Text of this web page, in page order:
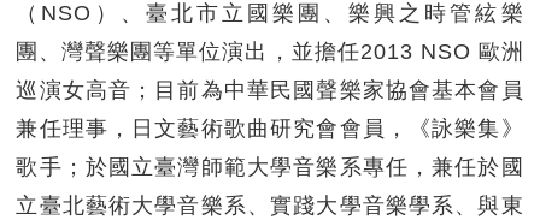
（NSO）、臺北市立國樂團、樂興之時管絃樂
團、灣聲樂團等單位演出，並擔任2013 NSO 歐洲
巡演女高音；目前為中華民國聲樂家協會基本會員
兼任理事，日文藝術歌曲研究會會員，《詠樂集》
歌手；於國立臺灣師範大學音樂系專任，兼任於國
立臺北藝術大學音樂系、實踐大學音樂學系、與東